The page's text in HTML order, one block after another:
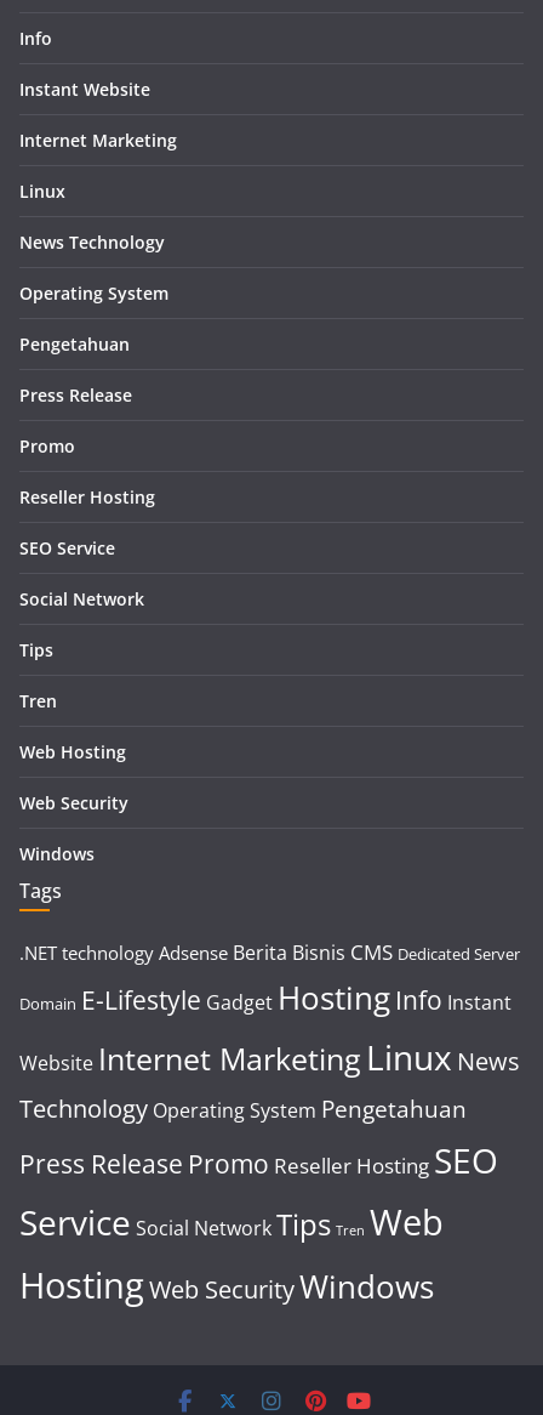
Info
Instant Website
Internet Marketing
Linux
News Technology
Operating System
Pengetahuan
Press Release
Promo
Reseller Hosting
SEO Service
Social Network
Tips
Tren
Web Hosting
Web Security
Windows
Tags
.NET technology Adsense Berita Bisnis CMS Dedicated Server
Domain E-Lifestyle Gadget Hosting Info Instant
Website Internet Marketing Linux News
Technology Operating System Pengetahuan
Press Release Promo Reseller Hosting SEO
Service Social NetworkTips Tren Web
HostingWeb SecurityWindows